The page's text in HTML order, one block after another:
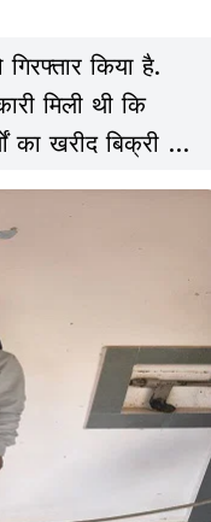
किया है.
मिली थी कि
का खरीद बिक्री हो